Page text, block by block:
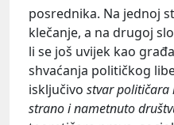
posrednika. Na jednoj
klečanje, a na drugoj
li se još uvijek kao
shvaćanja političkog
isključivo stvar političara
strano i nametnuto